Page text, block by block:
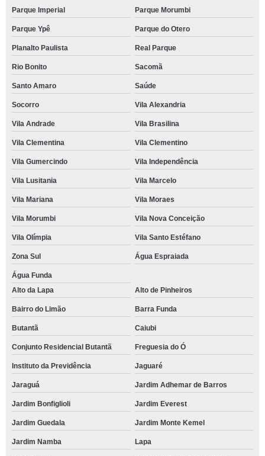
Parque Imperial Parque Morumbi
Parque Ypê Parque do Otero
Planalto Paulista Real Parque
Rio Bonito Sacomã
Santo Amaro Saúde
Socorro Vila Alexandria
Vila Andrade Vila Brasilina
Vila Clementina Vila Clementino
Vila Gumercindo Vila Independência
Vila Lusitania Vila Marcelo
Vila Mariana Vila Moraes
Vila Morumbi Vila Nova Conceição
Vila Olímpia Vila Santo Estéfano
Zona Sul Água Espraiada
Água Funda
Alto da Lapa
Alto de Pinheiros
Bairro do Limão Barra Funda
Butantã Caiubi
Conjunto Residencial Butantã Freguesia do Ó
Instituto da Previdência Jaguaré
Jaraguá Jardim Adhemar de Barros
Jardim Bonfiglioli Jardim Everest
Jardim Guedala Jardim Monte Kemel
Jardim Namba Lapa